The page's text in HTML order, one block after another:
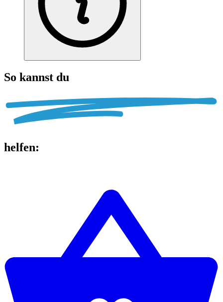
So kannst du
helfen: